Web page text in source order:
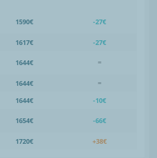
1590€ -27€
1617€
-27€
1644€ =
1644€
=
1644€
-10€
1654€ -66€
1720€ +38€